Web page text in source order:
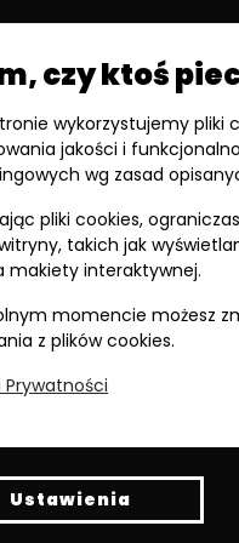
czy ktoś
wykorzystujemy
jakości i
wg zasad
pliki cookies,
takich jak
makiety interaktywnej.
momencie możesz
z plików cookies.
Prywatności
Ustawienia